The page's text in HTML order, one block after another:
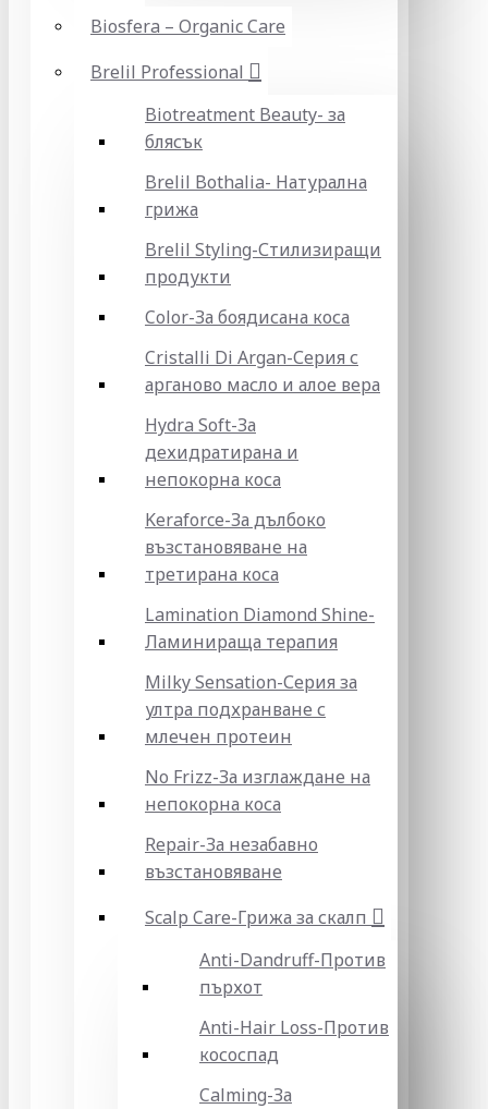
Biosfera – Organic Care
Brelil Professional
Biotreatment Beauty- за
блясък
Brelil Bothalia- Натурална
грижа
Brelil Styling-Стилизиращи
продукти
Color-За боядисана коса
Cristalli Di Argan-Серия с
арганово масло и алое вера
Hydra Soft-За
дехидратирана и
непокорна коса
Keraforce-За дълбоко
възстановяване на
третирана коса
Lamination Diamond Shine-
Ламинираща терапия
Milky Sensation-Серия за
ултра подхранване с
млечен протеин
No Frizz-За изглаждане на
непокорна коса
Repair-За незабавно
възстановяване
Scalp Care-Грижа за скалп
Anti-Dandruff-Против
пърхот
Anti-Hair Loss-Против
кососпад
Calming-За